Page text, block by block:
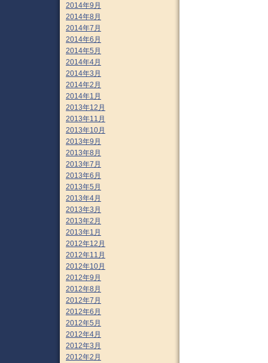
2014年9月
2014年8月
2014年7月
2014年6月
2014年5月
2014年4月
2014年3月
2014年2月
2014年1月
2013年12月
2013年11月
2013年10月
2013年9月
2013年8月
2013年7月
2013年6月
2013年5月
2013年4月
2013年3月
2013年2月
2013年1月
2012年12月
2012年11月
2012年10月
2012年9月
2012年8月
2012年7月
2012年6月
2012年5月
2012年4月
2012年3月
2012年2月